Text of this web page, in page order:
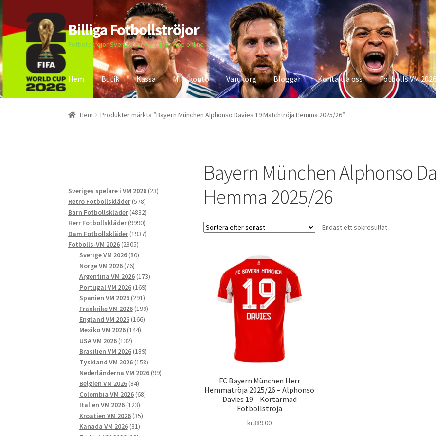
Hoppa
till
navigering
Hoppa
till
innehåll
Billiga Fotbollströjor
Fotbollströjor Sverige för Herr Barn Köp online
Hem Butik Kassa Mitt konto Varukorg Bloggar Kontakta oss Fotbolls VM 2026
Hem Bloggar Butik Kassa Kontakta oss Mitt konto StorleksguidenVarukorg
Hem Produkter märkta ”Bayern München Alphonso Davies 19 Matchtröja Hemma 2025/26”
Bayern München Alphonso
Hemma 2025/26
Endast ett sökresultat
FC Bayern München Herr
Hemmatröja 2025/26 – Alphonso
Davies 19 – Kortärmad
Fotbollströja
kr389.00
Sveriges spelare i VM 2026 2323
Retro Fotbollskläder 578578
produkter
Barn Fotbollskläder 48324832
produkter
Herr Fotbollskläder 99909990
produkter
Dam Fotbollskläder 19371937
Fotbolls-VM 2026 28052805
produkter
Sverige VM 2026 8080
Norge VM 2026 7676
produkter
Argentina VM 2026 173173
Portugal VM 2026 169169
produkter
Spanien VM 2026 291291
produkter
Frankrike VM 2026 199199
England VM 2026 166166
Mexiko VM 2026 144144
USA VM 2026 132132
produkter
Brasilien VM 2026 189189
produkter
Tyskland VM 2026 158158
produkter
Nederländerna VM 2026 9999
Belgien VM 2026 8484
produkter
Colombia VM 2026 6868
Italien VM 2026 123123
produkter
Kroatien VM 2026 3535
Kanada VM 2026 3131